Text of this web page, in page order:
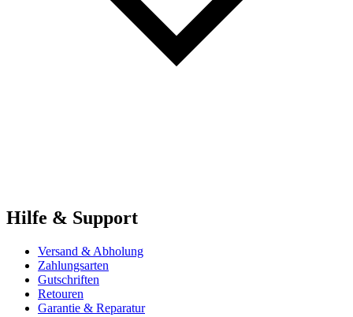
Hilfe & Support
Versand & Abholung
Zahlungsarten
Gutschriften
Retouren
Garantie & Reparatur